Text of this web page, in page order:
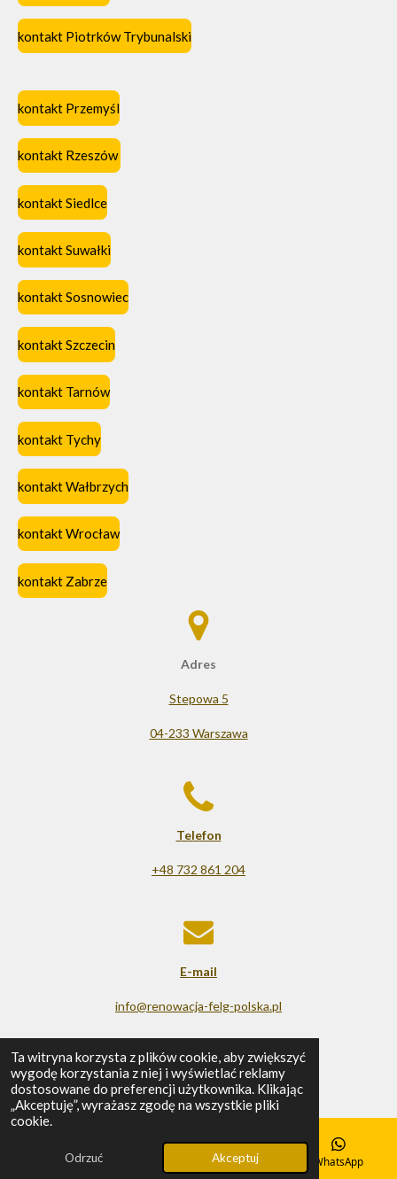
Ta witryna korzysta z plików cookie, aby zwiększyć
wygodę korzystania z niej i wyświetlać reklamy
dostosowane do preferencji użytkownika. Klikając
„Akceptuję”, wyrażasz zgodę na wszystkie pliki
cookie.
Odrzuć Akceptuj
kontakt Piotrków Trybunalski
kontakt Przemyśl
kontakt Rzeszów
kontakt Siedlce
kontakt Suwałki
kontakt Sosnowiec
kontakt Szczecin
kontakt Tarnów
kontakt Tychy
kontakt Wałbrzych
kontakt Wrocław
kontakt Zabrze
Adres
Stepowa 5
04-233 Warszawa
Telefon
+48 732 861 204
E-mail
info@renowacja-felg-polska.pl
© 2025 - 2026 Renowacja felg
Obsługiwana przezWebador
E-mail Mapa WhatsApp